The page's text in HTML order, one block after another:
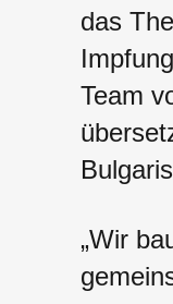
das
Team
„Wir